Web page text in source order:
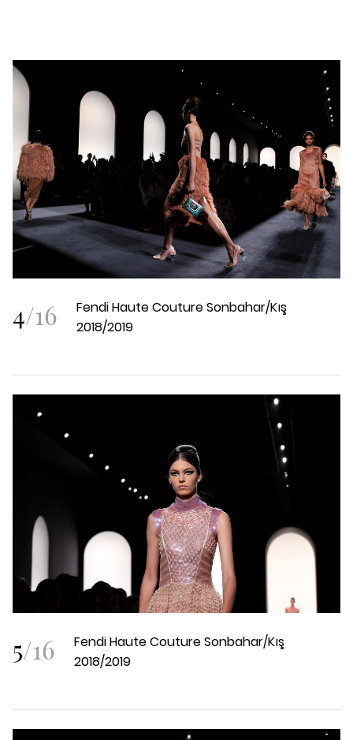
4/16
Fendi Haute Couture Sonbahar/Kış
2018/2019
5/16
Fendi Haute Couture Sonbahar/Kış
2018/2019